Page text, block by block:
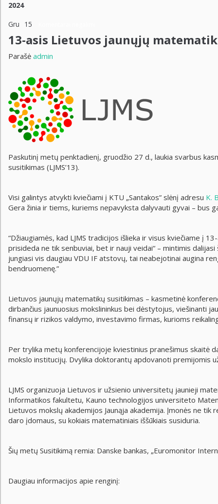
2024
Gru 15
13-asis Lietuvos jaunųjų
Parašė admin
Paskutinį metų penktadienį, gruodžio 27 d., laukia svarbus
susitikimas (LJMS’13).
Visi galintys atvykti kviečiami į KTU „Santakos” slėnį adresu K.
Gera žinia ir tiems, kuriems nepavyksta dalyvauti gyvai – bus
“Džiaugiamės, kad LJMS tradicijos išlieka ir visus kviečiame į
prisideda ne tik senbuviai, bet ir nauji veidai“ – mintimis
jungiasi vis daugiau VDU IF atstovų, tai neabejotinai augina
bendruomenę.”
Lietuvos jaunųjų matematikų susitikimas – kasmetinė
dirbančius jaunuosius mokslininkus bei dėstytojus, viešinanti
finansų ir rizikos valdymo, investavimo firmas, kurioms
Per trylika metų konferencijoje kviestinius pranešimus skaitė
mokslo institucijų. Dvylika doktorantų apdovanoti premijomis
LJMS organizuoja Lietuvos ir užsienio universitetų jaunieji
Informatikos fakultetu, Kauno technologijos universiteto
Lietuvos mokslų akademijos Jaunąja akademija. Įmonės ne
daro įdomaus, su kokiais matematiniais iššūkiais susiduria.
Šių metų Susitikimą remia: Danske bankas, „Euromonitor
Daugiau informacijos apie renginį: